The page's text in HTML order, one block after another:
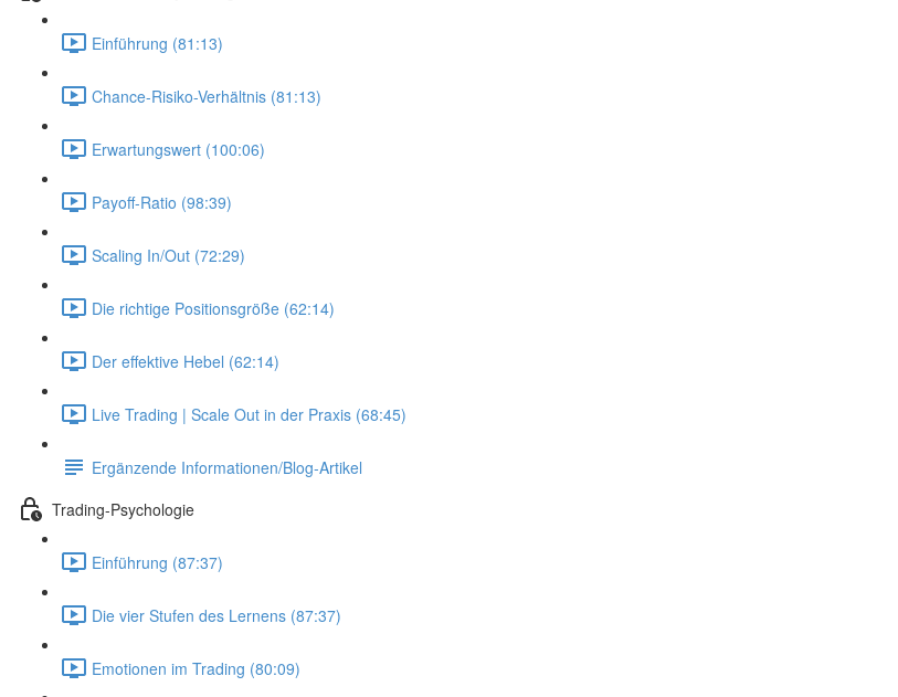
Einführung (81:13)
Chance-Risiko-Verhältnis (81:13)
Erwartungswert (100:06)
Payoff-Ratio (98:39)
Scaling In/Out (72:29)
Die richtige Positionsgröße (62:14)
Der effektive Hebel (62:14)
Live Trading | Scale Out in der Praxis (68:45)
Ergänzende Informationen/Blog-Artikel
Trading-Psychologie
Einführung (87:37)
Die vier Stufen des Lernens (87:37)
Emotionen im Trading (80:09)